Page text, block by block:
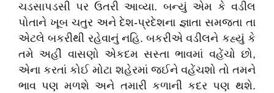
ચડસાપડસી પર ઉતરી આવ્યા. બન્યું એમ કે વડીલ
પોતાને ખૂબ ચતુર અને દેશ-પ્રદેશના જ્ઞાતા સમજતા તા
એટલે બકરીથી રહેવાનું નહિ. બકરીએ વડીલને કહ્યું કે
તમે અહીં વાસણો એકદમ સસ્તા ભાવમાં વહેંચો છો,
એના કરતાં કોઈ મોટા શહેરમાં જઈને વહેંચશો તો તમને
ભાવ પણ મળશે અને તમારી કળાની કદર પણ થશે.